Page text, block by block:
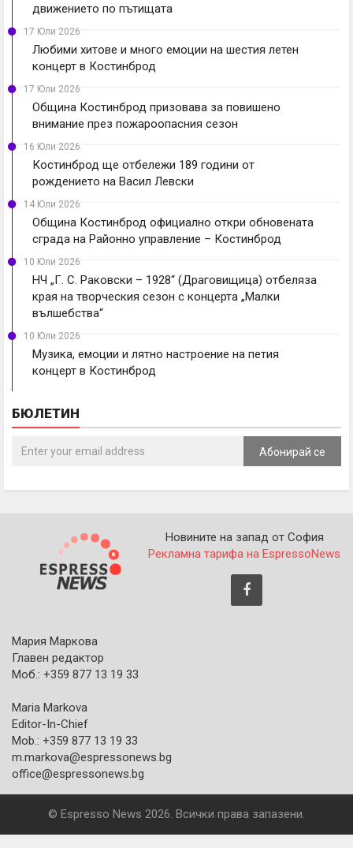
движението по пътищата
17 Юли 2026
Любими хитове и много емоции на шестия летен
концерт в Костинброд
17 Юли 2026
Община Костинброд призовава за повишено
внимание през пожароопасния сезон
16 Юли 2026
Костинброд ще отбележи 189 години от
рождението на Васил Левски
14 Юли 2026
Община Костинброд официално откри обновената
сграда на Районно управление – Костинброд
10 Юли 2026
НЧ „Г. С. Раковски – 1928“ (Драговищица) отбеляза
края на творческия сезон с концерта „Малки
вълшебства“
10 Юли 2026
Музика, емоции и лятно настроение на петия
концерт в Костинброд
БЮЛЕТИН
Абонирай се
Новините на запад от София
Рекламна тарифа на EspressoNews
Мария Маркова
Главен редактор
Моб.: +359 877 13 19 33
Maria Markova
Editor-In-Chief
Mob.: +359 877 13 19 33
m.markova@espressonews.bg
office@espressonews.bg
© Espresso News 2026. Всички права запазени.